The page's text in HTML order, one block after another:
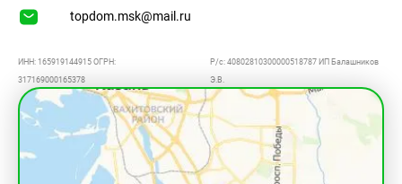
topdom.msk@mail.ru
ИНН: 165919144915 ОГРН:
317169000165378
Р/с: 40802810300000518787 ИП Балашников
Э.В.